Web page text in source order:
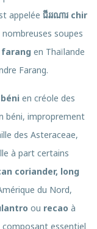
appelée ជីររណារ chir
nombreuses soupes
en Thaïlande
Farang.
en créole des
béni, improprement
des Asteraceae,
à part certains
coriander, long
du Nord,
ou recao à
essentiel